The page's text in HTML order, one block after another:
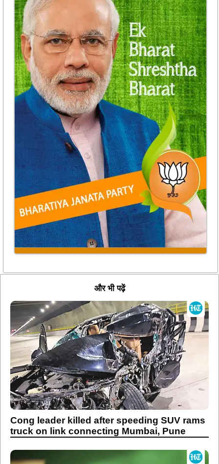
और भी पढ़ें
Cong leader killed after speeding SUV rams
truck on link connecting Mumbai, Pune